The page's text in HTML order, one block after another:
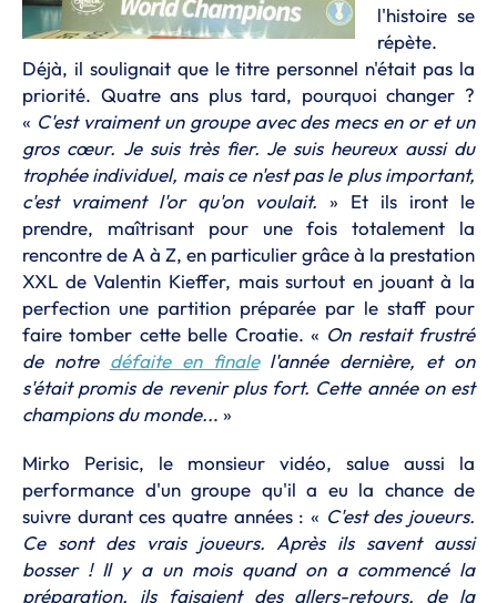
l'histoire se
répète.
Déjà, il soulignait que le titre personnel n'était pas la
priorité. Quatre ans plus tard, pourquoi changer ?
« C'est vraiment un groupe avec des mecs en or et un
gros cœur. Je suis très fier. Je suis heureux aussi du
trophée individuel, mais ce n'est pas le plus important,
c'est vraiment l'or qu'on voulait. » Et ils iront le
prendre, maîtrisant pour une fois totalement la
rencontre de A à Z, en particulier grâce à la prestation
XXL de Valentin Kieffer, mais surtout en jouant à la
perfection une partition préparée par le staff pour
faire tomber cette belle Croatie. « On restait frustré
de notre défaite en finalel'année dernière, et on
s'était promis de revenir plus fort. Cette année on est
champions du monde... »
Mirko Perisic, le monsieur vidéo, salue aussi la
performance d'un groupe qu'il a eu la chance de
suivre durant ces quatre années : « C'est des joueurs.
Ce sont des vrais joueurs. Après ils savent aussi
bosser ! Il y a un mois quand on a commencé la
préparation, ils faisaient des allers-retours, de la